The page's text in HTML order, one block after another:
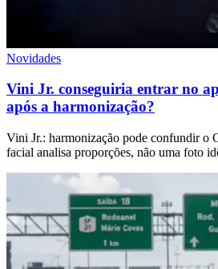
Novidades
Vini Jr. conseguiria entrar no
após a harmonização?
Vini Jr.: harmonização pode confundir o
facial analisa proporções, não uma foto